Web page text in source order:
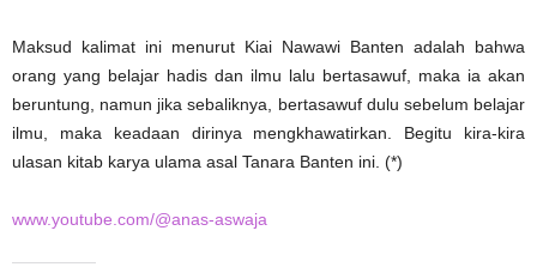
Maksud kalimat ini menurut Kiai Nawawi Banten adalah bahwa
orang yang belajar hadis dan ilmu lalu bertasawuf, maka ia akan
beruntung, namun jika sebaliknya, bertasawuf dulu sebelum belajar
ilmu, maka keadaan dirinya mengkhawatirkan. Begitu kira-kira
ulasan kitab karya ulama asal Tanara Banten ini. (*)
www.youtube.com/@anas-aswaja